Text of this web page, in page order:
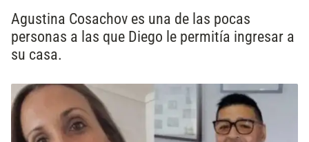
Agustina Cosachov es una de las pocas
personas a las que Diego le permitía ingresar a
su casa.